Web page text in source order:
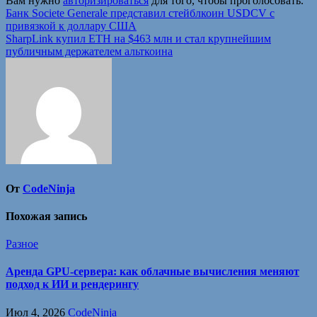
Навигация
по
записям
Банк Societe Generale представил стейблкоин USDCV с
привязкой к доллару США
SharpLink купил ETH на $463 млн и стал крупнейшим
публичным держателем альткоина
От CodeNinja
Похожая запись
Разное
Аренда GPU-сервера: как облачные вычисления меняют
подход к ИИ и рендерингу
Июл 4, 2026 CodeNinja